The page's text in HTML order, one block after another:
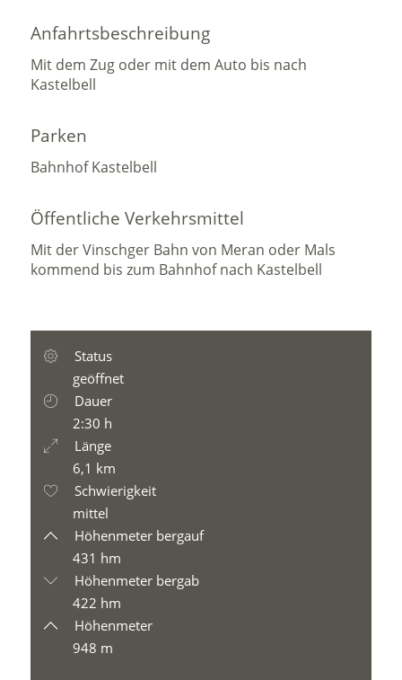
Anfahrtsbeschreibung
Mit dem Zug oder mit dem Auto bis nach
Kastelbell
Parken
Bahnhof Kastelbell
Öffentliche Verkehrsmittel
Mit der Vinschger Bahn von Meran oder Mals
kommend bis zum Bahnhof nach Kastelbell
Status
geöffnet
Dauer
2:30 h
Länge
6,1 km
Schwierigkeit
mittel
Höhenmeter bergauf
431 hm
Höhenmeter bergab
422 hm
Höhenmeter
948 m